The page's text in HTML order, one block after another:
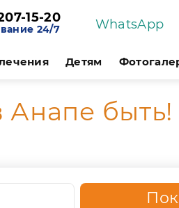
15-20
24/7 WhatsApp
Детям
Анапе быть!